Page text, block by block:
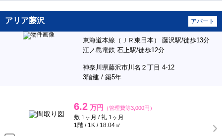
アリア藤沢 アパート
東海道本線（ＪＲ東日本） 藤沢駅/徒歩13分
江ノ島電鉄 石上駅/徒歩12分
神奈川県藤沢市川名２丁目 4-12
3階建 / 築5年
6.2 万円 （管理費等3,000円）
敷 1ヶ月 / 礼 1ヶ月
1階 / 1K / 18.04㎡